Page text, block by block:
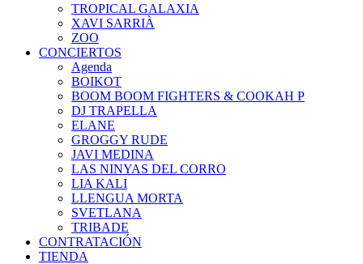
TROPICAL GALAXIA
XAVI SARRIÀ
ZOO
CONCIERTOS
Agenda
BOIKOT
BOOM BOOM FIGHTERS & COOKAH P
DJ TRAPELLA
ELANE
GROGGY RUDE
JAVI MEDINA
LAS NINYAS DEL CORRO
LIA KALI
LLENGUA MORTA
SVETLANA
TRIBADE
CONTRATACIÓN
TIENDA